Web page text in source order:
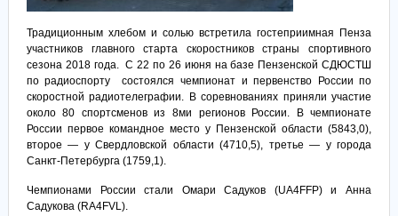
Традиционным хлебом и солью встретила гостеприимная Пенза
участников главного старта скоростников страны спортивного
сезона 2018 года. С 22 по 26 июня на базе Пензенской СДЮСТШ
по радиоспорту состоялся чемпионат и первенство России по
скоростной радиотелеграфии. В соревнованиях приняли участие
около 80 спортсменов из 8ми регионов России. В чемпионате
России первое командное место у Пензенской области (5843,0),
второе — у Свердловской области (4710,5), третье — у города
Санкт-Петербурга (1759,1).
Чемпионами России стали Омари Садуков (UA4FFP) и Анна
Садукова (RA4FVL).